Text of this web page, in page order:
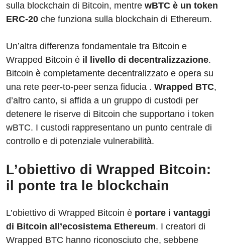
sulla blockchain di Bitcoin, mentre wBTC è un token
ERC-20 che funziona sulla blockchain di Ethereum.
Un’altra differenza fondamentale tra Bitcoin e
Wrapped Bitcoin è il livello di decentralizzazione.
Bitcoin è completamente decentralizzato e opera su
una rete peer-to-peer senza fiducia . Wrapped BTC,
d’altro canto, si affida a un gruppo di custodi per
detenere le riserve di Bitcoin che supportano i token
wBTC. I custodi rappresentano un punto centrale di
controllo e di potenziale vulnerabilità.
L’obiettivo di Wrapped Bitcoin:
il ponte tra le blockchain
L’obiettivo di Wrapped Bitcoin è portare i vantaggi
di Bitcoin all’ecosistema Ethereum. I creatori di
Wrapped BTC hanno riconosciuto che, sebbene